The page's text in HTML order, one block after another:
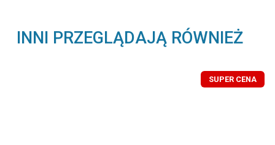
INNI PRZEGLĄDAJĄ RÓWNIEŻ
SUPER CENA